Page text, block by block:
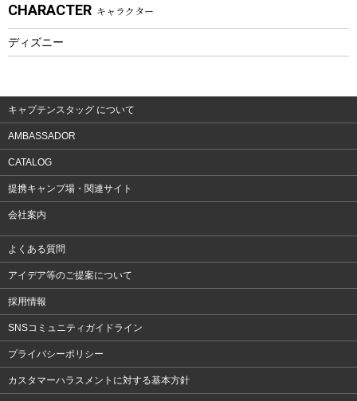
ウェア、タオル
ウェア
CHARACTER キャラクター
ディズニー
キャプテンスタッグ について
AMBASSADOR
CATALOG
提携キャンプ場・関連サイト
会社案内
よくある質問
アイデア等のご提案について
採用情報
SNSコミュニティガイドライン
プライバシーポリシー
カスタマーハラスメントに対する基本方針